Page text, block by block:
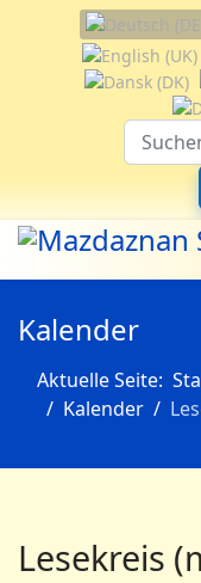
Sprache
Kalender
Aktuelle Seite:
Kalender
Lesekreis